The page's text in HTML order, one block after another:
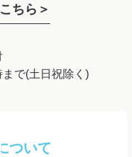
ちら＞
で(土日祝除く)
ついて